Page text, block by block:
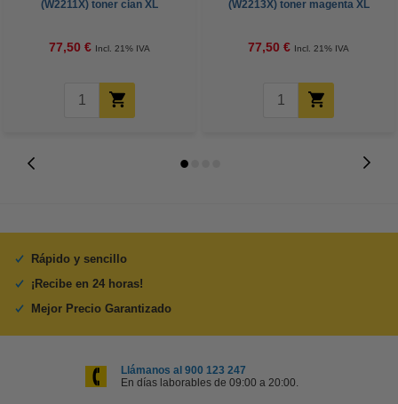
(W2211X) toner cian XL
77,50 € Incl. 21% IVA
(W2213X) toner magenta XL
77,50 € Incl. 21% IVA
Rápido y sencillo
¡Recibe en 24 horas!
Mejor Precio Garantizado
Llámanos al 900 123 247
En días laborables de 09:00 a 20:00.